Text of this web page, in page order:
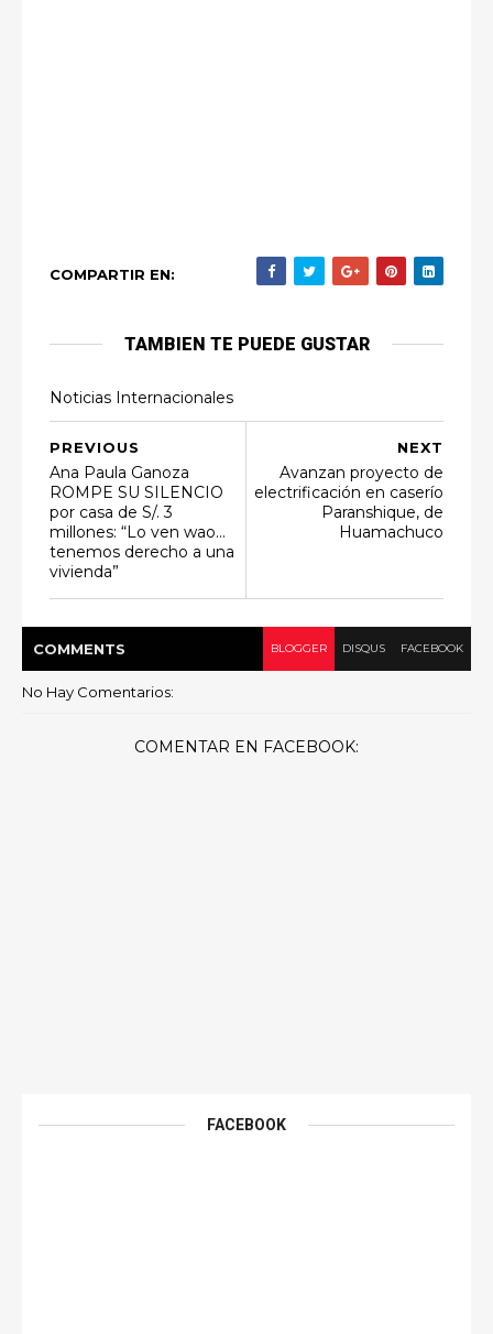
COMPARTIR EN:
TAMBIEN TE PUEDE GUSTAR
Noticias Internacionales
NEXT
Avanzan proyecto de
electrificación en caserío
Paranshique, de
Huamachuco
PREVIOUS
Ana Paula Ganoza
ROMPE SU SILENCIO
por casa de S/. 3
millones: “Lo ven wao…
tenemos derecho a una
vivienda”
COMMENTS BLOGGER DISQUS FACEBOOK
No Hay Comentarios:
COMENTAR EN FACEBOOK:
FACEBOOK